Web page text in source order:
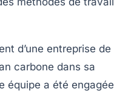
d’une entreprise de
carbone dans sa
équipe a été engagée